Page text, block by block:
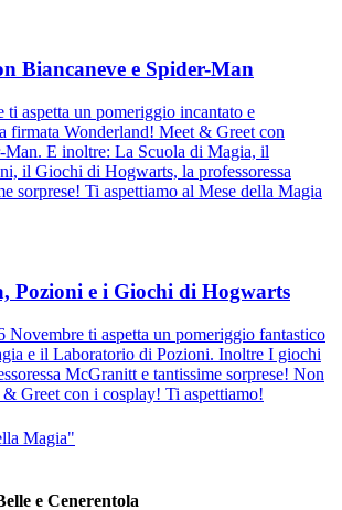
Biancaneve e Spider-Man
aspetta un pomeriggio incantato e
firmata Wonderland! Meet & Greet con
Man. E inoltre: La Scuola di Magia, il
il Giochi di Hogwarts, la professoressa
sorprese! Ti aspettiamo al Mese della Magia
Pozioni e i Giochi di Hogwarts
Novembre ti aspetta un pomeriggio fantastico
e il Laboratorio di Pozioni. Inoltre I giochi
McGranitt e tantissime sorprese! Non
Greet con i cosplay! Ti aspettiamo!
Magia"
e Cenerentola